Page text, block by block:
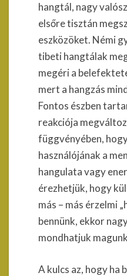
hangtál, nagy
elsőre tisztán
eszközöket. Némi
tibeti hangtálak
megéri a
mert a hangzás
Fontos észben
reakciója
függvényében,
használójának a
hangulata vagy
érezhetjük, hogy
más – más érzelmi
bennünk, ekkor
mondhatjuk
A kulcs az, hogy ha